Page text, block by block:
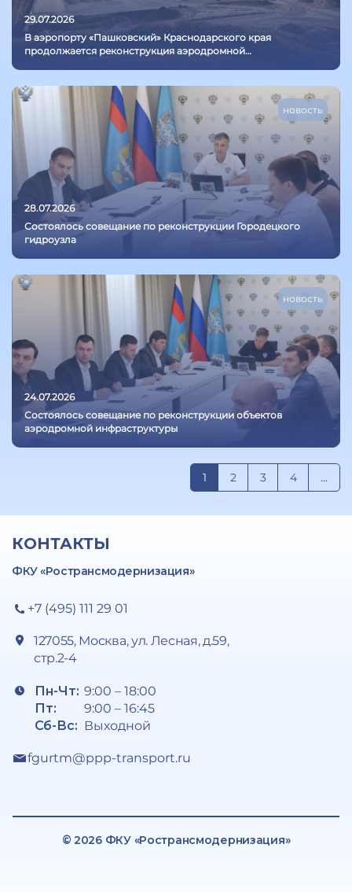
29.07.2026
В аэропорту «Пашковский» Краснодарского края
продолжается реконструкция аэродромной
новость
28.07.2026
Состоялось совещание по реконструкции Городецкого
гидроузла
новость
24.07.2026
Состоялось совещание по реконструкции объектов
аэродромной инфраструктуры
1 2 3 4 ...
КОНТАКТЫ
ФКУ «Ространсмодернизация»
+7 (495) 111 29 01
127055, Москва, ул. Лесная, д.59,
стр.2-4
Пн-Чт:
Пт:
Сб-Вс:
9:00 – 18:00
9:00 – 16:45
Выходной
fgurtm@ppp-transport.ru
© 2026 ФКУ «Ространсмодернизация»